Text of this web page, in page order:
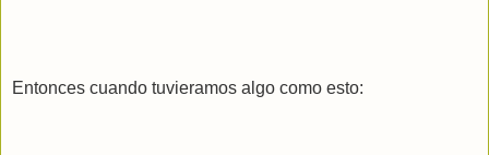
Entonces cuando tuvieramos algo como esto: